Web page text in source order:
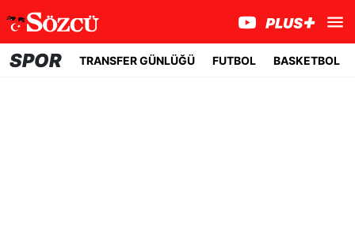
SPOR TRANSFER GÜNLÜĞÜ FUTBOL BASKETBOL